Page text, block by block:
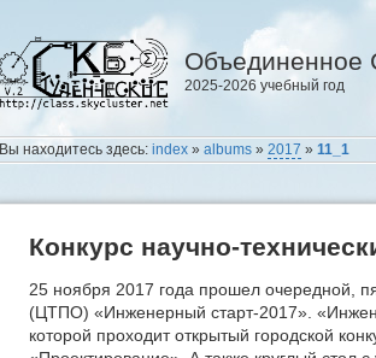
Объединенное
2025-2026 учебный год
Вы находитесь здесь:index »albums »2017 »11_1
Конкурс научно-
25 ноября 2017 года прошел очередной,
(ЦТПО) «Инженерный старт-2017».
которой проходит открытый городской